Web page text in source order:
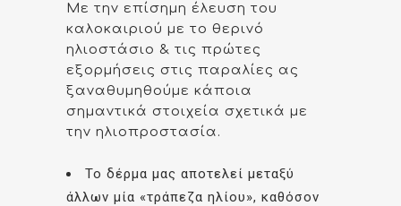
Με την επίσημη έλευση του
καλοκαιριού με το θερινό
ηλιοστάσιο & τις πρώτες
εξορμήσεις στις παραλίες ας
ξαναθυμηθούμε κάποια
σημαντικά στοιχεία σχετικά με
την ηλιοπροστασία.
Το δέρμα μας αποτελεί μεταξύ
άλλων μία «τράπεζα ηλίου», καθόσον